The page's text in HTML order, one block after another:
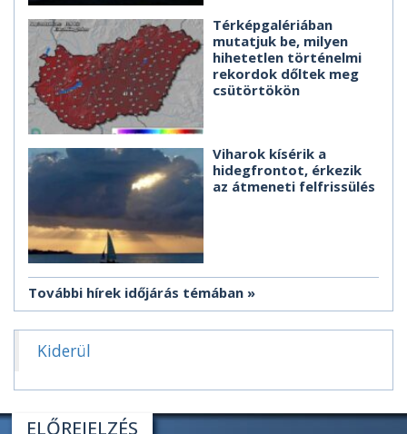
Térképgalériában
mutatjuk be, milyen
hihetetlen történelmi
rekordok dőltek meg
csütörtökön
Viharok kísérik a
hidegfrontot, érkezik
az átmeneti felfrissülés
További hírek időjárás témában
Kiderül
ELŐREJELZÉS